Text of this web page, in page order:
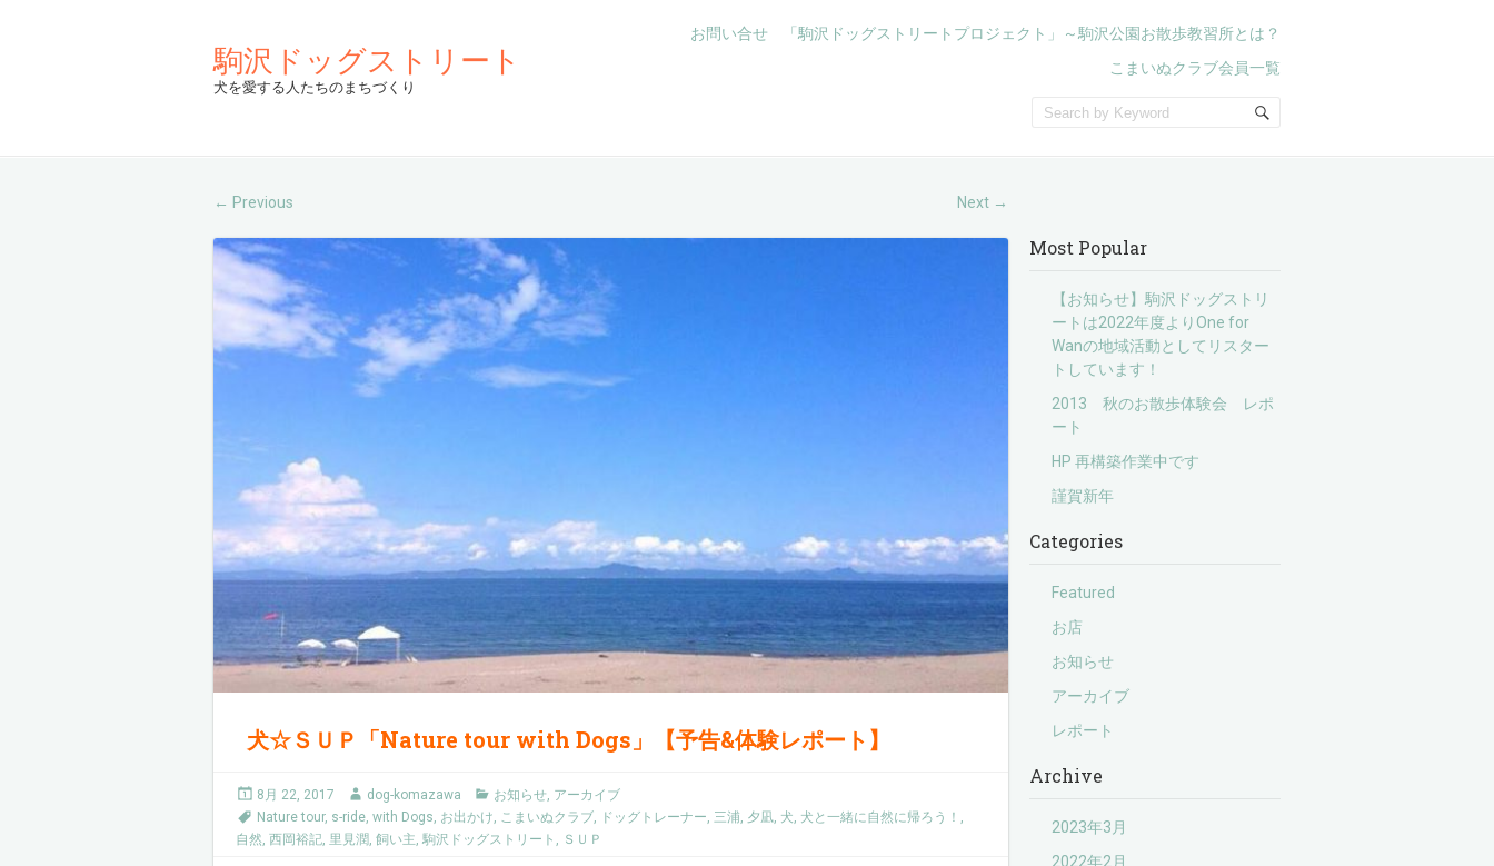
駒沢ドッグストリート
犬を愛する人たちのまちづくり
お問い合せ
「駒沢ドッグストリートプロジェクト」～駒沢公園お散歩教習所とは？
こまいぬクラブ会員一覧
← Previous Next →
犬☆ＳＵＰ「Nature tour with Dogs」【予告&体験レポート】
8月 22, 2017 dog-komazawa お知らせ アーカイブ
Nature tour, s-ride with Dogs お出かけ こまいぬクラブ ドッグトレーナー 三浦 夕凪 犬 犬と一緒に自然に帰ろう！
自然 西岡裕記 里見潤 飼い主 駒沢ドッグストリート ＳＵＰ
Most Popular
【お知らせ】駒沢ドッグストリ
ートは2022年度よりOne for
Wanの地域活動としてリスター
トしています！
2013 秋のお散歩体験会 レポ
ート
HP 再構築作業中です
謹賀新年
Categories
Featured
お店
お知らせ
アーカイブ
レポート
Archive
2023年3月
2022年2月